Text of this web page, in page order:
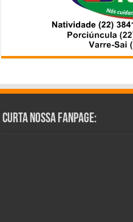
Curta Nossa Fanpage: